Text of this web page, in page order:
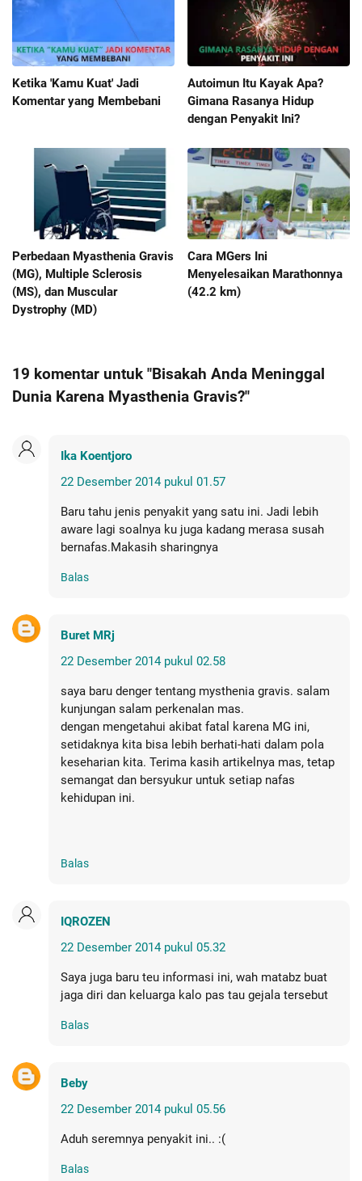
Ketika 'Kamu Kuat' Jadi
Komentar yang Membebani
Autoimun Itu Kayak Apa?
Gimana Rasanya Hidup
dengan Penyakit Ini?
Perbedaan Myasthenia Gravis
(MG), Multiple Sclerosis
(MS), dan Muscular
Dystrophy (MD)
Cara MGers Ini
Menyelesaikan Marathonnya
(42.2 km)
19 komentar untuk "Bisakah Anda Meninggal
Dunia Karena Myasthenia Gravis?"
Ika Koentjoro
22 Desember 2014 pukul 01.57
Baru tahu jenis penyakit yang satu ini. Jadi lebih
aware lagi soalnya ku juga kadang merasa susah
bernafas.Makasih sharingnya
Balas
Buret MRj
22 Desember 2014 pukul 02.58
saya baru denger tentang mysthenia gravis. salam
kunjungan salam perkenalan mas.
dengan mengetahui akibat fatal karena MG ini,
setidaknya kita bisa lebih berhati-hati dalam pola
keseharian kita. Terima kasih artikelnya mas, tetap
semangat dan bersyukur untuk setiap nafas
kehidupan ini.
Balas
IQROZEN
22 Desember 2014 pukul 05.32
Saya juga baru teu informasi ini, wah matabz buat
jaga diri dan keluarga kalo pas tau gejala tersebut
Balas
Beby
22 Desember 2014 pukul 05.56
Aduh seremnya penyakit ini.. :(
Balas